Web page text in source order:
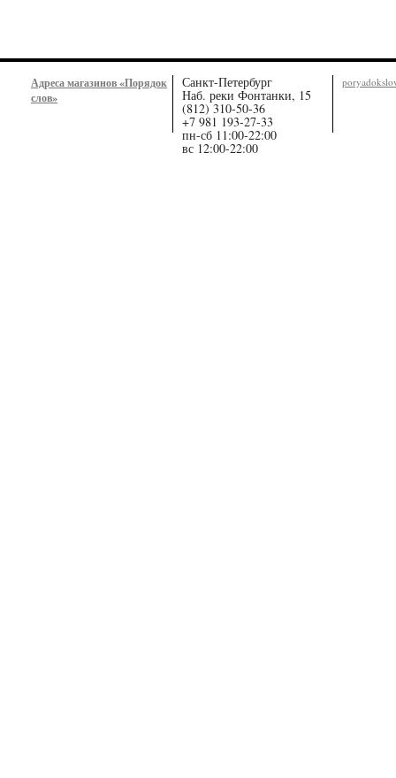
Адреса магазинов «Порядок
слов»
Санкт-Петербург
Наб. реки Фонтанки, 15
(812) 310-50-36
+7 981 193-27-33
пн-сб 11:00-22:00
вс 12:00-22:00